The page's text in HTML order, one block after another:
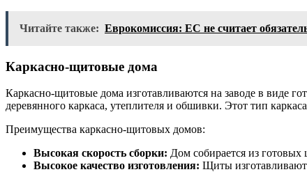
Читайте также: Еврокомиссия: ЕС не считает
Каркасно-щитовые дома
Каркасно-щитовые дома изготавливаются на заводе в виде
деревянного каркаса, утеплителя и обшивки. Этот тип
Преимущества каркасно-щитовых домов:
Высокая скорость сборки: Дом собирается из готовых
Высокое качество изготовления: Щиты